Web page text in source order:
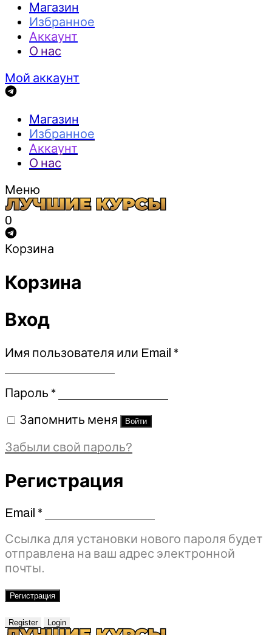
Магазин
Избранное
Аккаунт
О нас
Мой аккаунт
Магазин
Избранное
Аккаунт
О нас
Меню
0
Корзина
Корзина
Вход
Имя пользователя или Email *Обязательно
Пароль *Обязательно
Запомнить меня Войти
Забыли свой пароль?
Регистрация
Email *Обязательно
Ссылка для установки нового пароля будет
отправлена ​​на ваш адрес электронной
почты.
Регистрация
Register Login